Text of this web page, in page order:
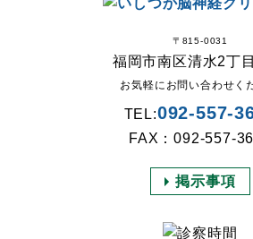
〒815-0031
福岡市南区清水2丁
お気軽にお問い合わせく
TEL:092-557-
FAX：092-557-
掲示事項